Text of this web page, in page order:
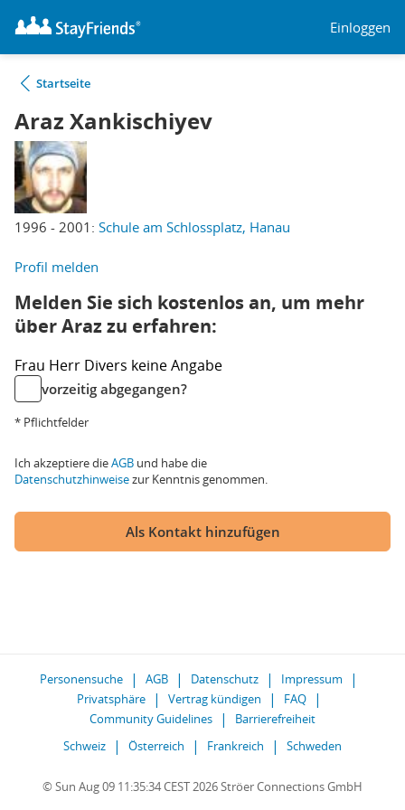
Einloggen
Startseite
Araz Xankischiyev
1996 - 2001: Schule am Schlossplatz, Hanau
Profil melden
Melden Sie sich kostenlos an, um mehr
über Araz zu erfahren:
Frau Herr Divers keine Angabe
vorzeitig abgegangen?
* Pflichtfelder
Ich akzeptiere dieAGB und habe die
Datenschutzhinweisezur Kenntnis genommen.
Als Kontakt hinzufügen
Personensuche AGB Datenschutz
Impressum
Privatsphäre
Vertrag kündigen
FAQ
Community Guidelines
Barrierefreiheit
Schweiz
Österreich Frankreich Schweden
© Sun Aug 09 11:35:34 CEST 2026 Ströer Connections GmbH